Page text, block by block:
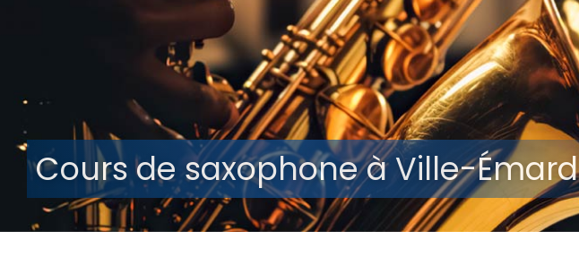
Cours de saxophone à Ville-Émard